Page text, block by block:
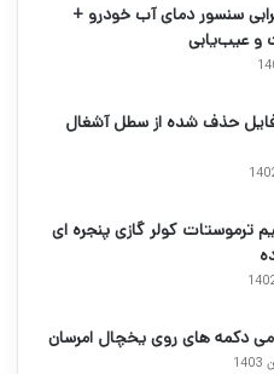
سنسور دمای آب خودرو +
و عیب‌یابی
فایل حذف شده از سطل آشغال
ترموستات کولر گازی پنجره ای
دکمه های روی یخچال امرسان